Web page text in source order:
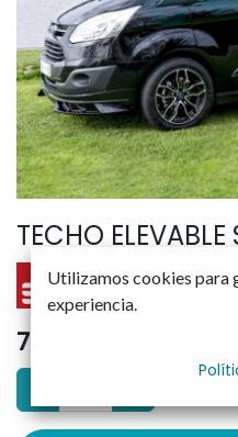
TECHO
7.388,26
Utilizamos cookies para
experiencia.